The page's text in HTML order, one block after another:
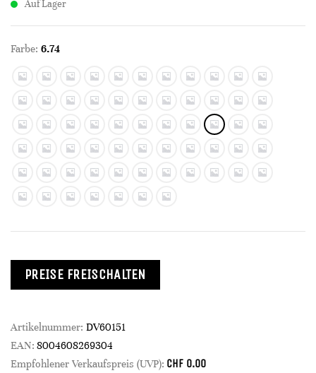
Auf Lager
Farbe: 6.74
PREISE FREISCHALTEN
Artikelnummer: DV60151
EAN: 8004608269304
Empfohlener Verkaufspreis (UVP): CHF 0.00